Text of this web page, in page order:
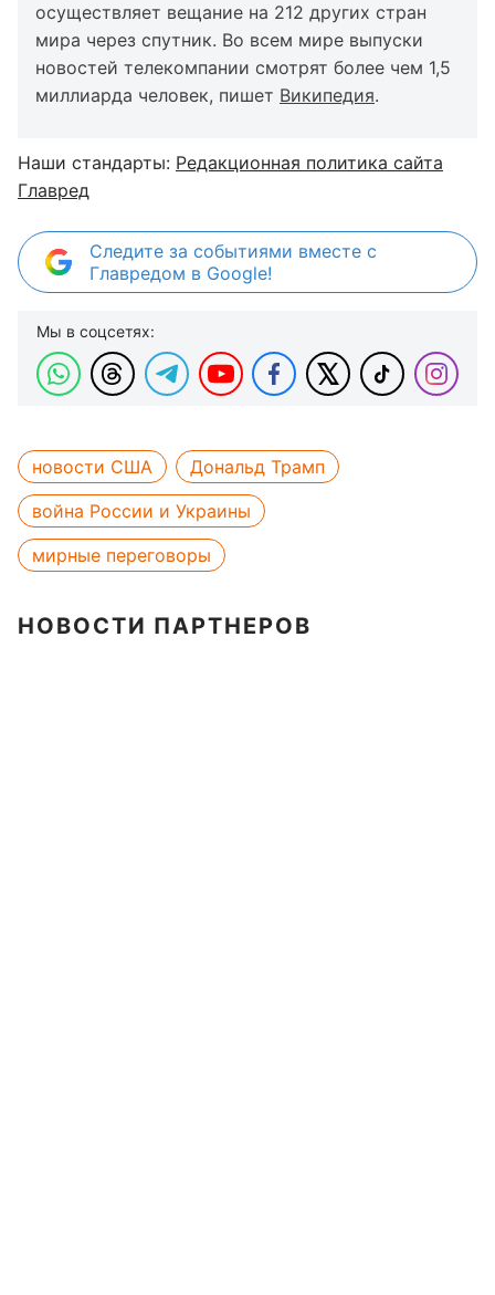
осуществляет вещание на 212 других стран
мира через спутник. Во всем мире выпуски
новостей телекомпании смотрят более чем 1,5
миллиарда человек, пишет Википедия.
Наши стандарты: Редакционная политика сайта
Главред
Следите за событиями вместе с
Главредом в Google!
Мы в соцсетях:
новости США
Дональд Трамп
война России и Украины
мирные переговоры
НОВОСТИ ПАРТНЕРОВ